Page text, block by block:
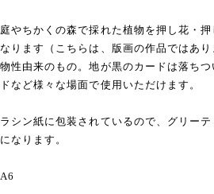
やちかくの森で採れた植物を押し花・
ります（こちらは、版画の作品ではあ
性由来のもの。地が黒のカードは落ち
など様々な場面で使用いただけます。
シン紙に包装されているので、グリー
なります。